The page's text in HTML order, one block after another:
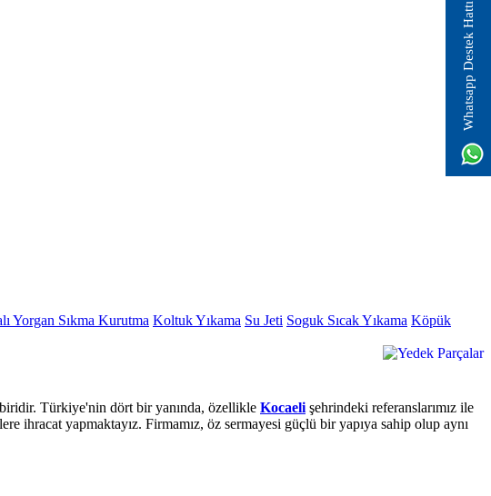
Yorgan Sıkma Kurutma Koltuk Yıkama Su Jeti Soguk Sıcak Yıkama Köpük
biridir. Türkiye'nin dört bir yanında, özellikle Kocaeli şehrindeki referanslarımız ile
ihracat yapmaktayız. Firmamız, öz sermayesi güçlü bir yapıya sahip olup aynı
Whatsapp Destek Hattı